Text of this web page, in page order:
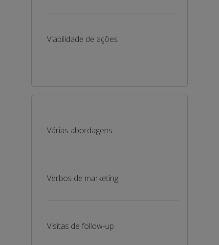
Viabilidade de ações
Várias abordagens
Verbos de marketing
Visitas de follow-up